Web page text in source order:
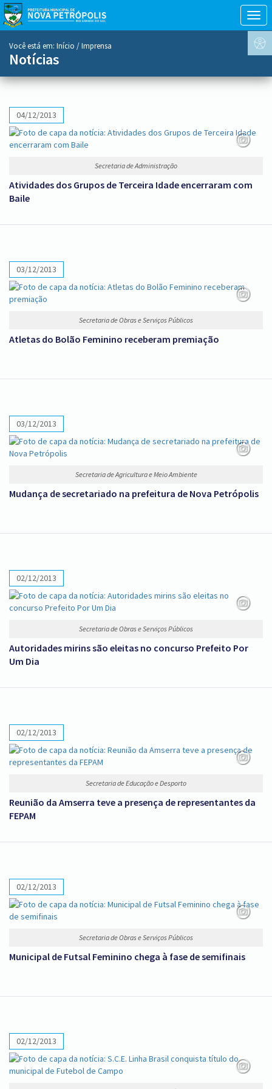
menu
Você está em: Início / Imprensa
Notícias
04/12/2013
Secretaria de Administração
Atividades dos Grupos de Terceira Idade encerraram com
Baile
03/12/2013
Secretaria de Obras e Serviços Públicos
Atletas do Bolão Feminino receberam premiação
03/12/2013
Secretaria de Agricultura e Meio Ambiente
Mudança de secretariado na prefeitura de Nova Petrópolis
02/12/2013
Secretaria de Obras e Serviços Públicos
Autoridades mirins são eleitas no concurso Prefeito Por
Um Dia
02/12/2013
Secretaria de Educação e Desporto
Reunião da Amserra teve a presença de representantes da
FEPAM
02/12/2013
Secretaria de Obras e Serviços Públicos
Municipal de Futsal Feminino chega à fase de semifinais
02/12/2013